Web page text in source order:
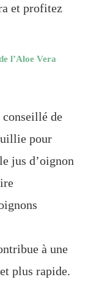
et profitez
l’Aloe Vera
de
pour
jus d’oignon
à une
plus rapide.